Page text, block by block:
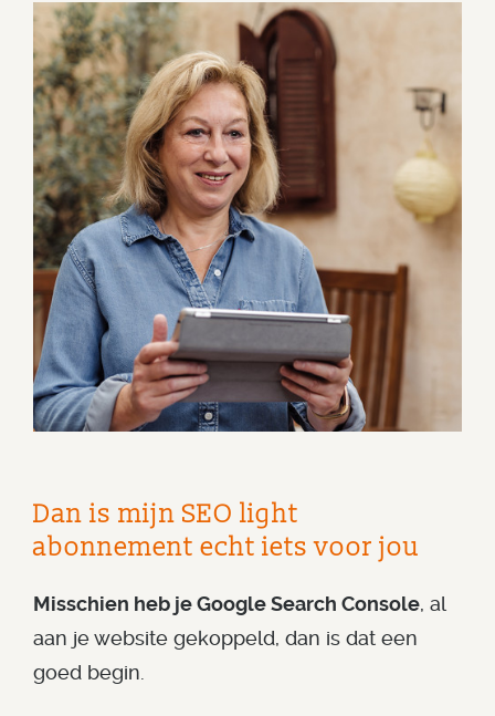
Dan is mijn SEO light
abonnement echt iets voor jou
Misschien heb je Google Search Console, al
aan je website gekoppeld, dan is dat een
goed begin.